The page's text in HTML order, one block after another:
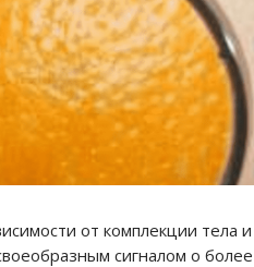
от комплекции тела и
сигналом о